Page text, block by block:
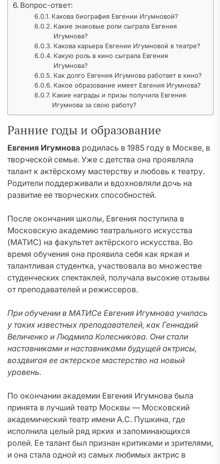
Вопрос-ответ:
Какова биография Евгении Игумновой?
Какие знаковые роли сыграла Евгения
Игумнова?
Какова карьера Евгении Игумновой в театре?
Какую роль в кино сыграла Евгения
Игумнова?
Как долго Евгения Игумнова работает в кино?
Какое образование имеет Евгения Игумнова?
Какие награды и призы получила Евгения
Игумнова за свою работу?
Ранние годы и образование
Евгения Игумнова родилась в 1985 году в Москве, в
творческой семье. Уже с детства она проявляла
талант к актёрскому мастерству и любовь к театру.
Родители поддерживали и вдохновляли дочь на
развитие ее творческих способностей.
После окончания школы, Евгения поступила в
Московскую академию театрального искусства
(МАТИС) на факультет актёрского искусства. Во
время обучения она проявила себя как яркая и
талантливая студентка, участвовала во множестве
студенческих спектаклей, получала высокие отзывы
от преподавателей и режиссеров.
При обучении в МАТИСе Евгения Игумнова училась
у таких известных преподавателей, как Геннадий
Величенко и Людмила Колесникова. Они стали
наставниками и наставниками будущей актрисы,
воздвигая ее актерское мастерство на новый
уровень.
По окончании академии Евгения Игумнова была
принята в лучший театр Москвы — Московский
академический театр имени А.С. Пушкина, где
исполнила целый ряд ярких и запоминающихся
ролей. Ее талант был признан критиками и зрителями,
и она стала одной из самых любимых актрис в